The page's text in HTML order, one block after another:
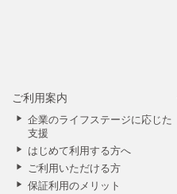
ご利用案内
企業のライフステージに応じた
支援
はじめて利用する方へ
ご利用いただける方
保証利用のメリット